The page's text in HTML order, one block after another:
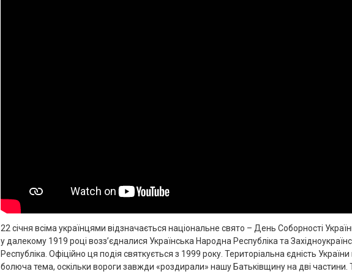
22 січня всіма українцями відзначається національне свято – День Соборності
у далекому 1919 році возз’єдналися Українська Народна Республіка та
Республіка. Офіційно ця подія святкується з 1999 року. Територіальна єдність
болюча тема, оскільки вороги завжди «роздирали» нашу Батьківщину на дві частини.